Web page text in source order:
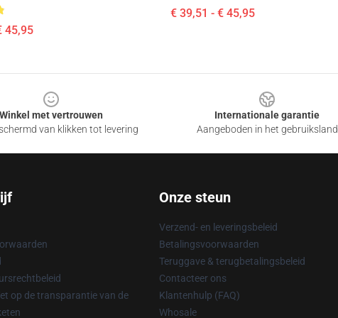
45,95
€ 39,51 - € 45,95
Winkel met vertrouwen
van klikken tot levering
Internationale garantie
Aangeboden in het gebruiksland
op de transparantie van de
Onze steun
Verzend- en leveringsbeleid
Betalingsvoorwaarden
Teruggave & terugbetalingsbeleid
Contacteer ons
Klantenhulp (FAQ)
Whosale